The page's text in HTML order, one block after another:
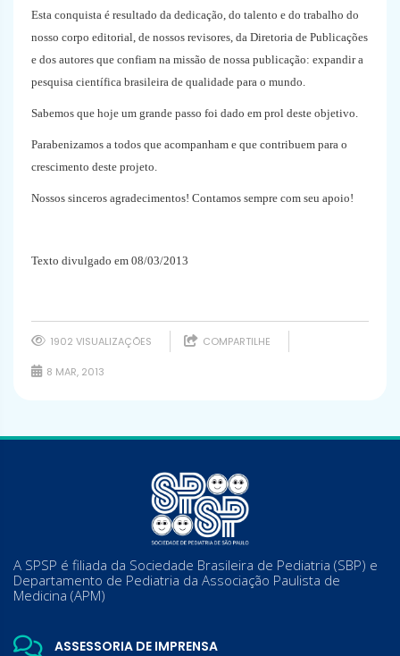
Esta conquista é resultado da dedicação, do talento e do trabalho do
nosso corpo editorial, de nossos revisores, da Diretoria de Publicações
e dos autores que confiam na missão de nossa publicação: expandir a
pesquisa científica brasileira de qualidade para o mundo.
Sabemos que hoje um grande passo foi dado em prol deste objetivo.
Parabenizamos a todos que acompanham e que contribuem para o
crescimento deste projeto.
Nossos sinceros agradecimentos! Contamos sempre com seu apoio!
Texto divulgado em 08/03/2013
1902 VISUALIZAÇÕES COMPARTILHE
8 MAR, 2013
A SPSP é filiada da Sociedade Brasileira de Pediatria (SBP) e
Departamento de Pediatria da Associação Paulista de
Medicina (APM)
ASSESSORIA DE IMPRENSA